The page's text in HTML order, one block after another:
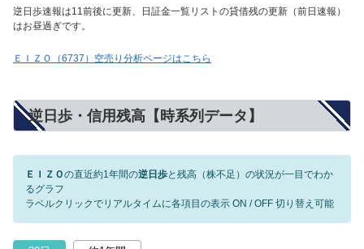
逆日歩速報は11前後に更新、日証金一覧リストの貸借残の更新（前日速報）
はお昼過ぎです。
ＥＩＺＯ（6737）空売り分析ページはこちら
逆日歩・信用残高【時系列データ】
ＥＩＺＯの直近約1年間の逆日歩と残高（株不足）の状況が一目でわか
るグラフ
ラベルクリックでリアルタイムに各項目の表示 ON / OFF 切り替え可能